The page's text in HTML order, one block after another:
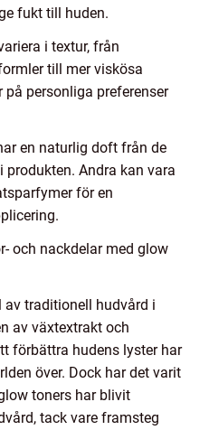
fukt till huden.
i textur, från
till mer viskösa
på personliga preferenser
en naturlig doft från de
produkten. Andra kan vara
för en
och nackdelar med glow
av traditionell hudvård i
av växtextrakt och
förbättra hudens lyster har
över. Dock har det varit
toners har blivit
tack vare framsteg